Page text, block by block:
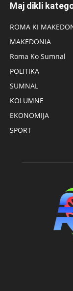
Maj dikli
ROMA KI
MAKEDONIA
Roma Ko Sumnal
POLITIKA
SUMNAL
KOLUMNE
EKONOMIJA
SPORT